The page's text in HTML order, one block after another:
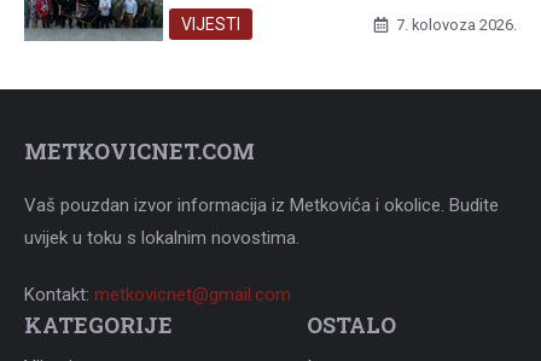
VIJESTI 7. kolovoza 2026.
METKOVICNET.COM
Vaš pouzdan izvor informacija iz Metkovića i okolice. Budite
uvijek u toku s lokalnim novostima.
Kontakt: metkovicnet@gmail.com
KATEGORIJE OSTALO